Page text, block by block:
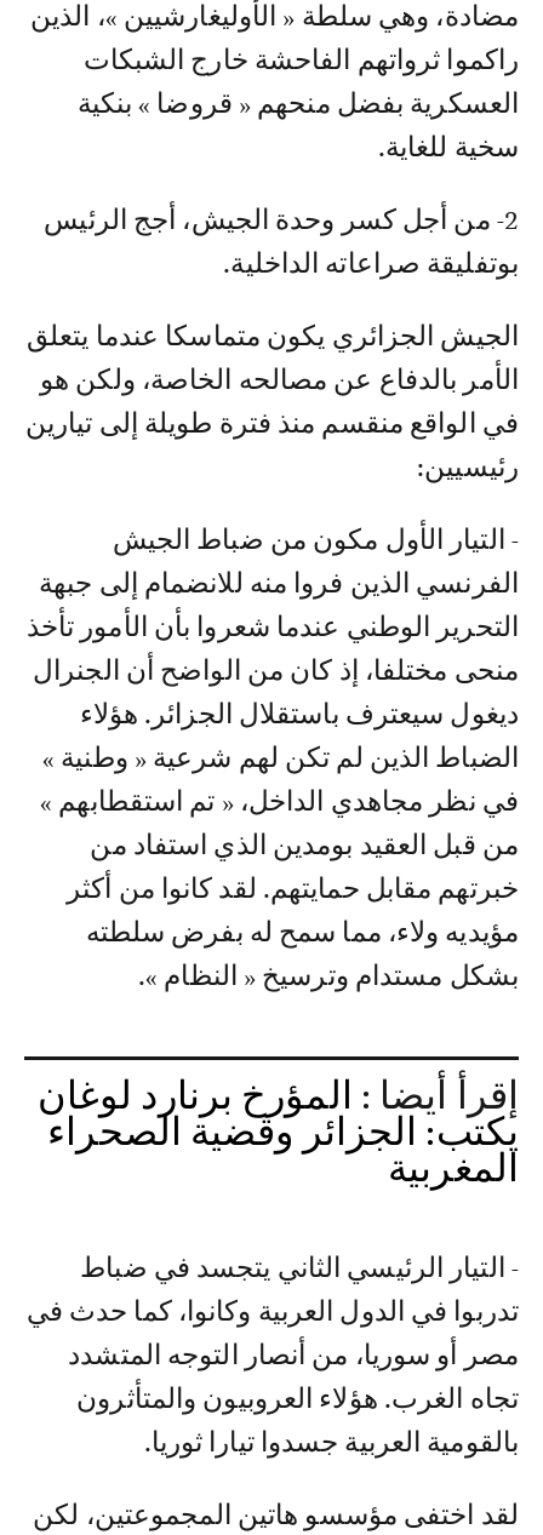
مضادة، وهي سلطة « الأوليغارشيين »، الذين
راكموا ثرواتهم الفاحشة خارج الشبكات
العسكرية بفضل منحهم « قروضا » بنكية
سخية للغاية.
2- من أجل كسر وحدة الجيش، أجج الرئيس
بوتفليقة صراعاته الداخلية.
الجيش الجزائري يكون متماسكا عندما يتعلق
الأمر بالدفاع عن مصالحه الخاصة، ولكن هو
في الواقع منقسم منذ فترة طويلة إلى تيارين
رئيسيين:
- التيار الأول مكون من ضباط الجيش
الفرنسي الذين فروا منه للانضمام إلى جبهة
التحرير الوطني عندما شعروا بأن الأمور تأخذ
منحى مختلفا، إذ كان من الواضح أن الجنرال
ديغول سيعترف باستقلال الجزائر. هؤلاء
الضباط الذين لم تكن لهم شرعية « وطنية »
في نظر مجاهدي الداخل، « تم استقطابهم »
من قبل العقيد بومدين الذي استفاد من
خبرتهم مقابل حمايتهم. لقد كانوا من أكثر
مؤيديه ولاء، مما سمح له بفرض سلطته
بشكل مستدام وترسيخ « النظام ».
إقرأ أيضا : المؤرخ برنارد لوغان
يكتب: الجزائر وقضية الصحراء
المغربية
- التيار الرئيسي الثاني يتجسد في ضباط
تدربوا في الدول العربية وكانوا، كما حدث في
مصر أو سوريا، من أنصار التوجه المتشدد
تجاه الغرب. هؤلاء العروبيون والمتأثرون
بالقومية العربية جسدوا تيارا ثوريا.
لقد اختفى مؤسسو هاتين المجموعتين، لكن